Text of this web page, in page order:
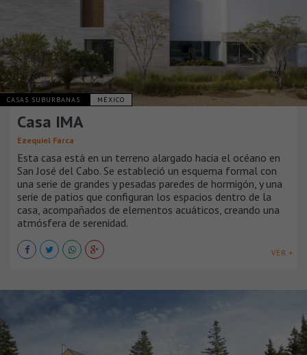
CASAS SUBURBANAS MÉXICO
Casa IMA
Ezequiel Farca
Esta casa está en un terreno alargado hacia el océano en
San José del Cabo. Se estableció un esquema formal con
una serie de grandes y pesadas paredes de hormigón, y una
serie de patios que configuran los espacios dentro de la
casa, acompañados de elementos acuáticos, creando una
atmósfera de serenidad.
VER +